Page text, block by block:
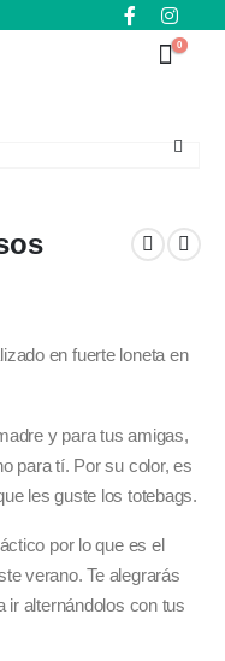
0
en fuerte loneta en
y para tus amigas,
para tí. Por su color, es
les guste los totebags.
por lo que es el
verano. Te alegrarás
ir alternándolos con tus